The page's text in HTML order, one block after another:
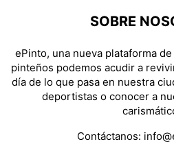
SOBRE
ePinto, una nueva plataforma
pinteños podemos acudir a
día de lo que pasa en nuestra
deportistas o conocer a
Contáctanos: